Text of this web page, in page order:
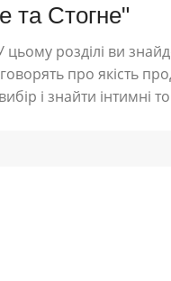
та Стогне"
розділі ви
про якість
і знайти інтимні